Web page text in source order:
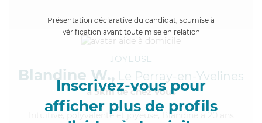
Présentation déclarative du candidat, soumise à
vérification avant toute mise en relation
Inscrivez-vous pour
afficher plus de profils
JOYEUSE
Blandine W., Le Perray-en-Yvelines
à 5km de chez Vous
, polyvalente et joyeuse, Blandine a 20 ans